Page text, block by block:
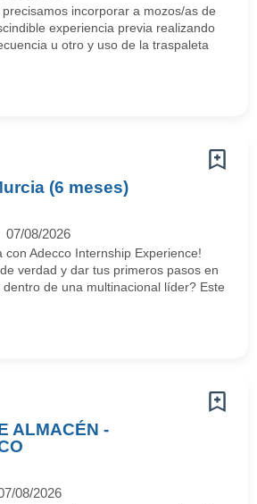
precisamos incorporar a mozos/as de
experiencia previa realizando
u otro y uso de la traspaleta
(6 meses)
07/08/2026
con Adecco Internship Experience!
verdad y dar tus primeros pasos en
de una multinacional líder? Este
ALMACÉN -
08/2026